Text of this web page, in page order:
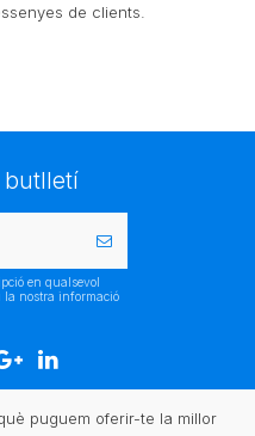
de clients.
butlletí
en qualsevol
la nostra informació
puguem oferir-te la millor